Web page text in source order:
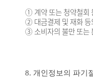
① 계약 또는 청약철회
② 대금결제 및 재화 등
③ 소비자의 불만 또는
8. 개인정보의 파기